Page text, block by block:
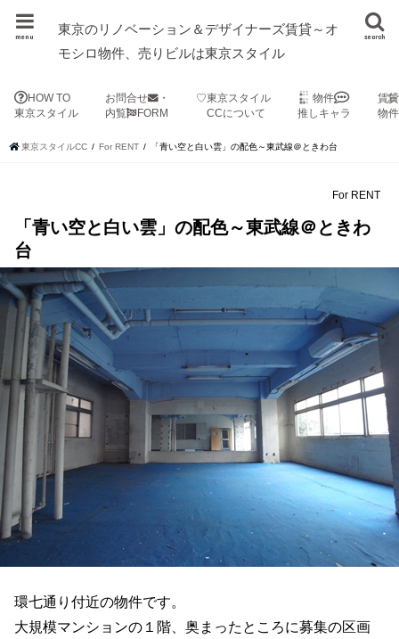
東京のリノベーション＆デザイナーズ賃貸～オ
モシロ物件、売りビルは東京スタイル
search
menu
HOW TO
東京スタイル
お問合せ
・
内覧
FORM
♡東京スタイル
CCについて
物件
推しキャラ
賃
物
東京スタイルCC For RENT 「青い空と白い雲」の配色～東武線＠ときわ台
For RENT
「青い空と白い雲」の配色～東武線＠ときわ
台
環七通り付近の物件です。
大規模マンションの１階、奥まったところに募集の区画